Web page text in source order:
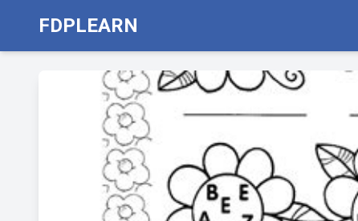
FDPLEARN